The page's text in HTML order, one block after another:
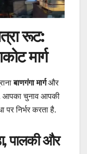
रूट:
मार्ग
बाणगंगा मार्गऔर
आपका चुनाव आपकी
निर्भर करता है.
पालकी और